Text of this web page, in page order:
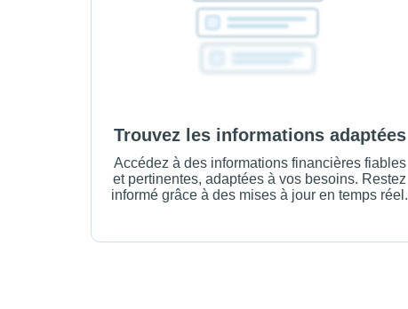
Trouvez les informations adaptées
Accédez à des informations financières fiables
et pertinentes, adaptées à vos besoins. Restez
informé grâce à des mises à jour en temps réel.